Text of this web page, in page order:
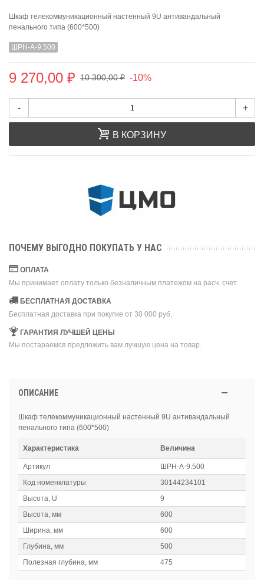
Шкаф телекоммуникационный настенный 9U антивандальный
пенального типа (600*500)
ШРН-А-9.500
9 270,00 ₽ 10 300,00 ₽ -10%
- +
В КОРЗИНУ
ПОЧЕМУ ВЫГОДНО ПОКУПАТЬ У НАС
ОПЛАТА
Мы принимает оплату только безналичным платежом на расч. счет.
БЕСПЛАТНАЯ ДОСТАВКА
Бесплатная доставка при покупке от 30 000 руб.
ГАРАНТИЯ ЛУЧШЕЙ ЦЕНЫ
Мы постараемся предложить вам лучшую цена на товар.
ОПИСАНИЕ
Шкаф телекоммуникационный настенный 9U антивандальный
пенального типа (600*500)
Характеристика Величина
Артикул
ШРН-А-9.500
Код номенклатуры
30144234101
Высота, U
9
Высота, мм
600
Ширина, мм
600
Глубина, мм
500
Полезная глубина, мм
475